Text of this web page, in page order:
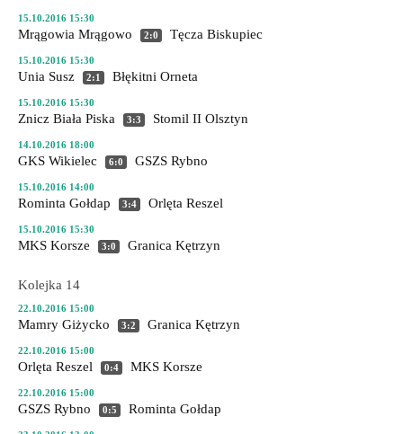
15.10.2016 15:30
Mrągowia Mrągowo 2:0 Tęcza Biskupiec
15.10.2016 15:30
Unia Susz 2:1 Błękitni Orneta
15.10.2016 15:30
Znicz Biała Piska 3:3 Stomil II Olsztyn
14.10.2016 18:00
GKS Wikielec 6:0 GSZS Rybno
15.10.2016 14:00
Rominta Gołdap 3:4 Orlęta Reszel
15.10.2016 15:30
MKS Korsze 3:0 Granica Kętrzyn
Kolejka 14
22.10.2016 15:00
Mamry Giżycko 3:2 Granica Kętrzyn
22.10.2016 15:00
Orlęta Reszel 0:4 MKS Korsze
22.10.2016 15:00
GSZS Rybno 0:5 Rominta Gołdap